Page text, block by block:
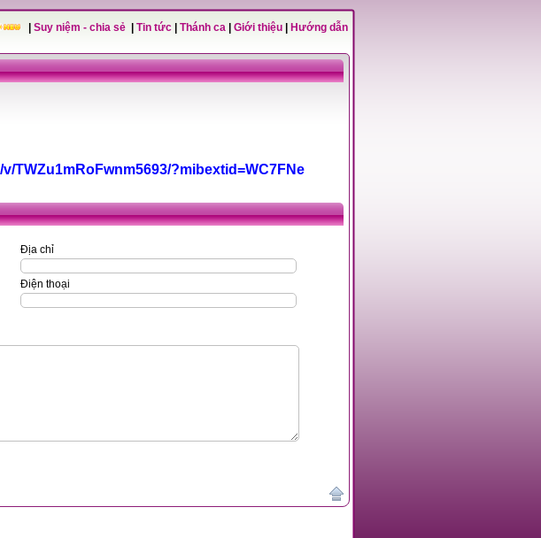
Suy niệm - chia sẻ Tin tức Thánh ca Giới thiệu Hướng dẫn
TWZu1mRoFwnm5693/?mibextid=WC7FNe
Địa chỉ
Điện thoại